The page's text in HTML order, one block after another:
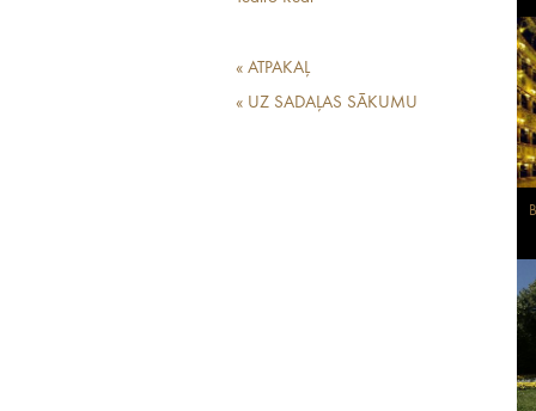
« ATPAKAĻ
« UZ SADAĻAS SĀKUMU